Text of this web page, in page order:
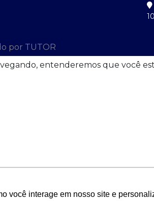
você interage em nosso site e
por TUTOR
entenderemos que você